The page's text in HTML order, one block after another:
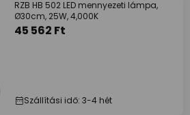
RZB HB 502 LED mennyezeti lámpa,
Ø30cm, 25W, 4,000K
45 562 Ft
Szállítási idő: 3-4 hét